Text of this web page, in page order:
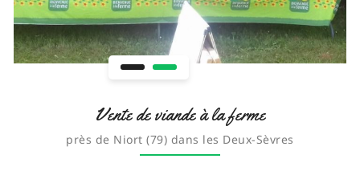
Vente de viande à la ferme
près de Niort (79) dans les Deux-Sèvres